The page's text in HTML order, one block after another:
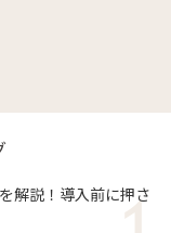
解説！導入前に押さ